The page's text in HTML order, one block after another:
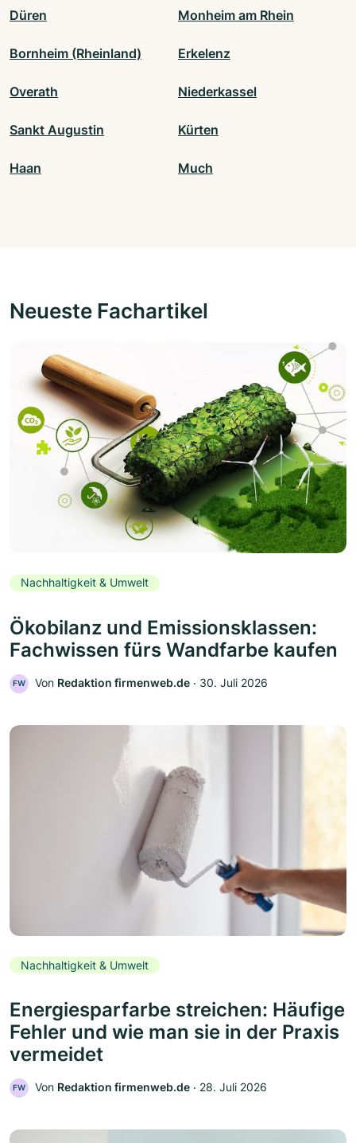
Düren Monheim am Rhein
Bornheim (Rheinland) Erkelenz
Overath Niederkassel
Sankt Augustin Kürten
Haan Much
Neueste Fachartikel
Nachhaltigkeit & Umwelt
Ökobilanz und Emissionsklassen:
Fachwissen fürs Wandfarbe kaufen
FW Von Redaktion firmenweb.de ‧ 30. Juli 2026
Nachhaltigkeit & Umwelt
Energiesparfarbe streichen: Häufige
Fehler und wie man sie in der Praxis
vermeidet
FW Von Redaktion firmenweb.de ‧ 28. Juli 2026